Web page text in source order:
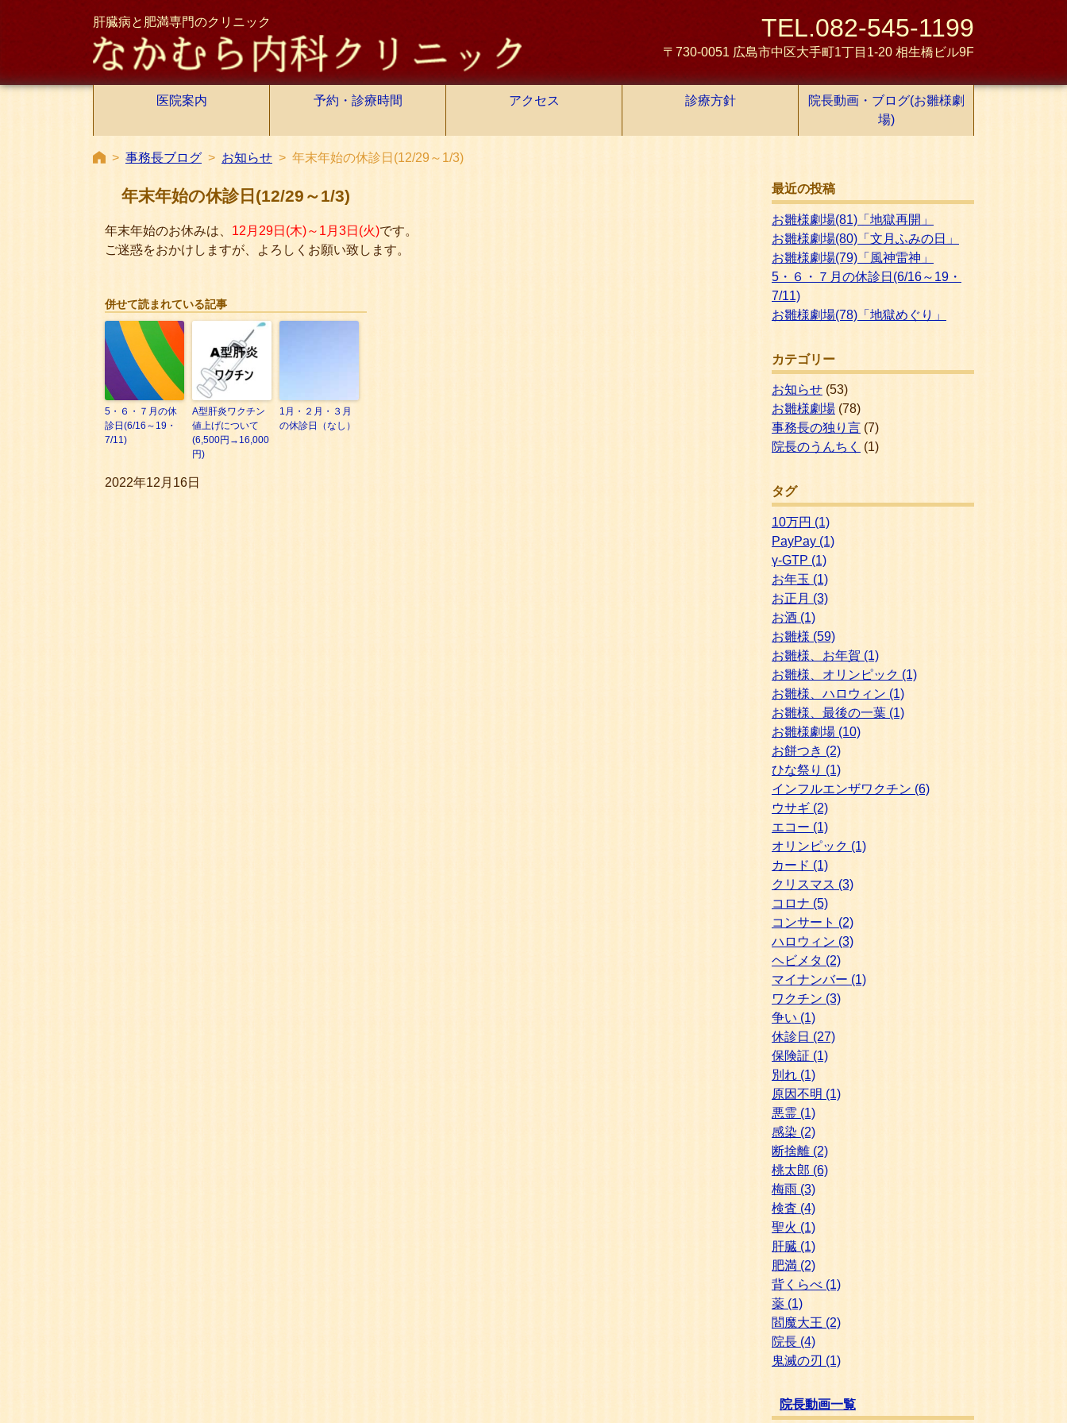
肝臓病と肥満専門のクリニック TEL.082-545-1199
〒730-0051 広島市中区大手町1丁目1-20 相生橋ビル9F
医院案内 予約・診療時間 アクセス 診療方針
院長動画・ブログ(お雛様劇
場)
> 事務長ブログ > お知らせ > 年末年始の休診日(12/29～1/3)
年末年始の休診日(12/29～1/3)
年末年始のお休みは、 12月29日(木)～1月3日(火)です。
ご迷惑をおかけしますが、よろしくお願い致します。
併せて読まれている記事
5・６・７月の休
診日(6/16～19・
7/11)
A型肝炎ワクチン
値上げについて
(6,500円→16,000
円)
1月・２月・３月
の休診日（なし）
2022年12月16日
最近の投稿
お雛様劇場(81)「地獄再開」
お雛様劇場(80)「文月ふみの日」
お雛様劇場(79)「風神雷神」
5・６・７月の休診日(6/16～19・
7/11)
お雛様劇場(78)「地獄めぐり」
カテゴリー
お知らせ (53)
お雛様劇場 (78)
事務長の独り言 (7)
院長のうんちく
(1)
タグ
10万円 (1)
PayPay (1)
γ-GTP (1)
お年玉 (1)
お正月 (3)
お酒 (1)
お雛様 (59)
お雛様、お年賀 (1)
お雛様、オリンピック (1)
お雛様、ハロウィン (1)
お雛様、最後の一葉 (1)
お雛様劇場 (10)
お餅つき (2)
ひな祭り (1)
インフルエンザワクチン (6)
ウサギ (2)
エコー (1)
オリンピック (1)
カード (1)
クリスマス (3)
コロナ (5)
コンサート (2)
ハロウィン (3)
ヘビメタ (2)
マイナンバー (1)
ワクチン (3)
争い (1)
休診日 (27)
保険証 (1)
別れ (1)
原因不明 (1)
悪霊 (1)
感染 (2)
断捨離 (2)
桃太郎 (6)
梅雨 (3)
検査 (4)
聖火 (1)
肝臓 (1)
肥満 (2)
背くらべ (1)
薬 (1)
閻魔大王 (2)
院長 (4)
鬼滅の刃 (1)
院長動画一覧